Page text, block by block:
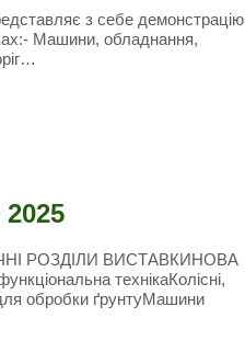
з себе демонстрацію
Машини, обладнання,
2025
РОЗДІЛИ ВИСТАВКИНОВА
технікаКолісні,
обробки ґрунтуМашини